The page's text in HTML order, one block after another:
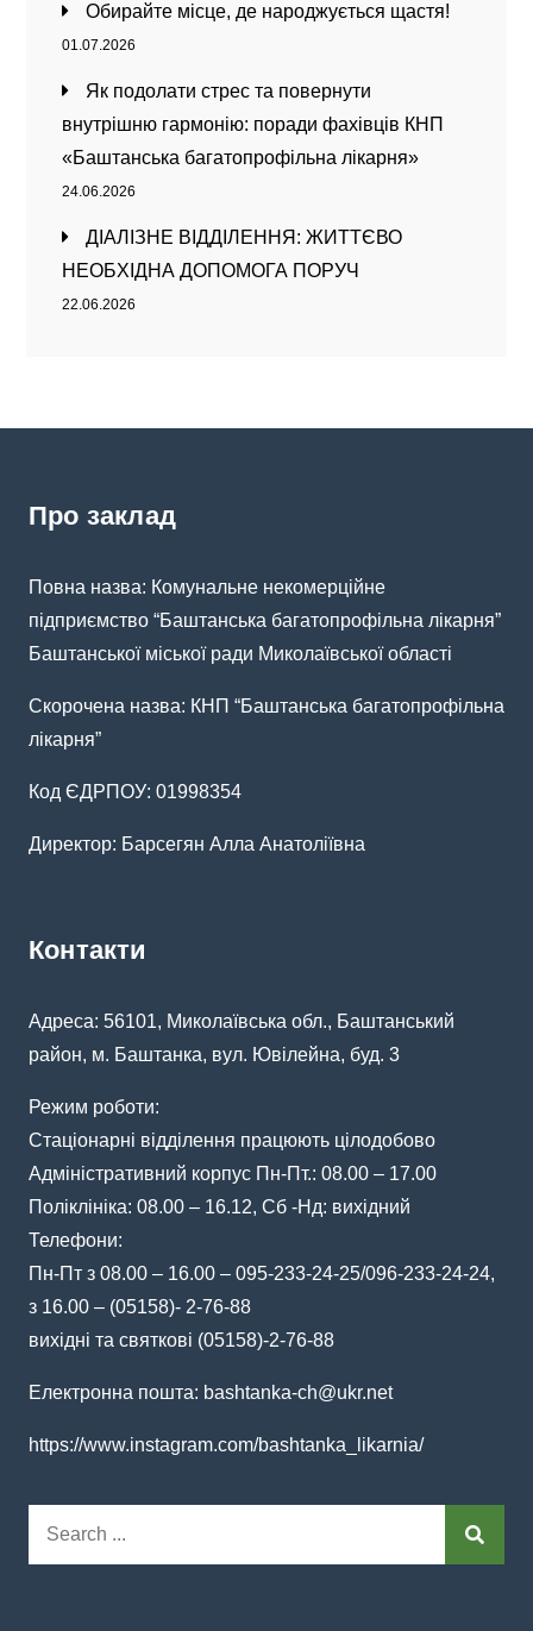
Обирайте місце, де народжується щастя!
01.07.2026
Як подолати стрес та повернути
внутрішню гармонію: поради фахівців КНП
«Баштанська багатопрофільна лікарня»
24.06.2026
ДІАЛІЗНЕ ВІДДІЛЕННЯ: ЖИТТЄВО
НЕОБХІДНА ДОПОМОГА ПОРУЧ
22.06.2026
Про заклад
Повна назва: Комунальне некомерційне
підприємство “Баштанська багатопрофільна лікарня”
Баштанської міської ради Миколаївської області
Скорочена назва: КНП “Баштанська багатопрофільна
лікарня”
Код ЄДРПОУ: 01998354
Директор: Барсегян Алла Анатоліївна
Контакти
Адреса: 56101, Миколаївська обл., Баштанський
район, м. Баштанка, вул. Ювілейна, буд. 3
Режим роботи:
Стаціонарні відділення працюють цілодобово
Адміністративний корпус Пн-Пт.: 08.00 – 17.00
Поліклініка: 08.00 – 16.12, Сб -Нд: вихідний
Телефони:
Пн-Пт з 08.00 – 16.00 – 095-233-24-25/096-233-24-24,
з 16.00 – (05158)- 2-76-88
вихідні та святкові (05158)-2-76-88
Електронна пошта: bashtanka-ch@ukr.net
https://www.instagram.com/bashtanka_likarnia/